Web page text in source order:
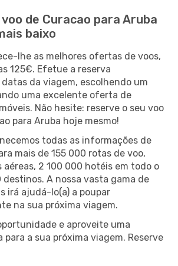
de Curacao para Aruba
baixo
lhe as melhores ofertas de voos,
125€. Efetue a reserva
da viagem, escolhendo um
uma excelente oferta de
Não hesite: reserve o seu voo
para Aruba hoje mesmo!
todas as informações de
mais de 155 000 rotas de voo,
aéreas, 2 100 000 hotéis em todo o
A nossa vasta gama de
irá ajudá-lo(a) a poupar
na sua próxima viagem.
e aproveite uma
a sua próxima viagem. Reserve